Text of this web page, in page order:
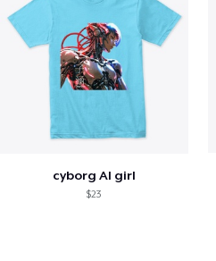
cyborg AI girl
$23